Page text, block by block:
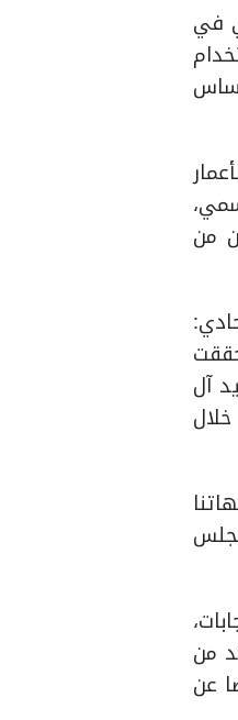
في
الأعمار
من
آل
الاستجابات،
من
أما نسبة الرضا عن